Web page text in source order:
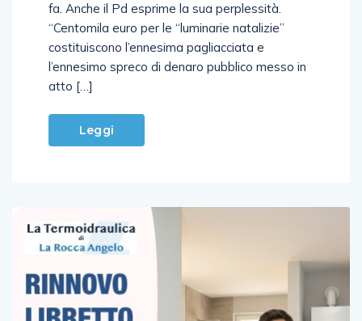
“Centomila euro per le “luminarie natalizie”
costituiscono l’ennesima pagliacciata e
l’ennesimo spreco di denaro pubblico messo in
atto […]
Leggi